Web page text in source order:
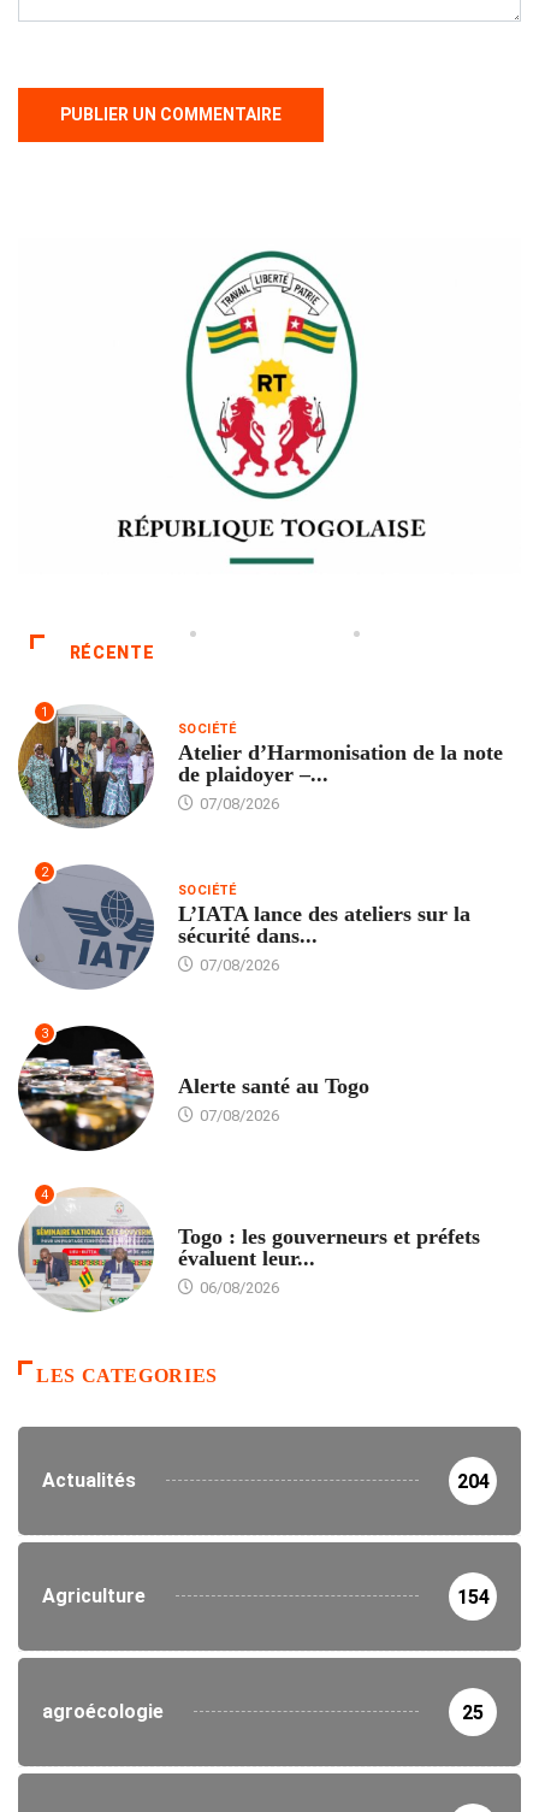
RÉCENTE
1
SOCIÉTÉ
Atelier d’Harmonisation de la note
de plaidoyer –...
07/08/2026
2
SOCIÉTÉ
L’IATA lance des ateliers sur la
sécurité dans...
07/08/2026
3
Alerte santé au Togo
07/08/2026
4
Togo : les gouverneurs et préfets
évaluent leur...
06/08/2026
LES CATEGORIES
Actualités 204
Agriculture 154
agroécologie 25